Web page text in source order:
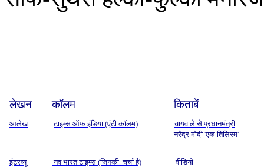
लेखन कॉलम किताबें
आलेख टाइम्स ऑफ़ इंडिया (एंटी कॉलम)
चायवाले से प्रधानमंत्री
नरेंद्र मोदी 'एक तिलिस्म'
इंटरव्यू नव भारत टाइम्स (जिनकी चर्चा है) वीडियो